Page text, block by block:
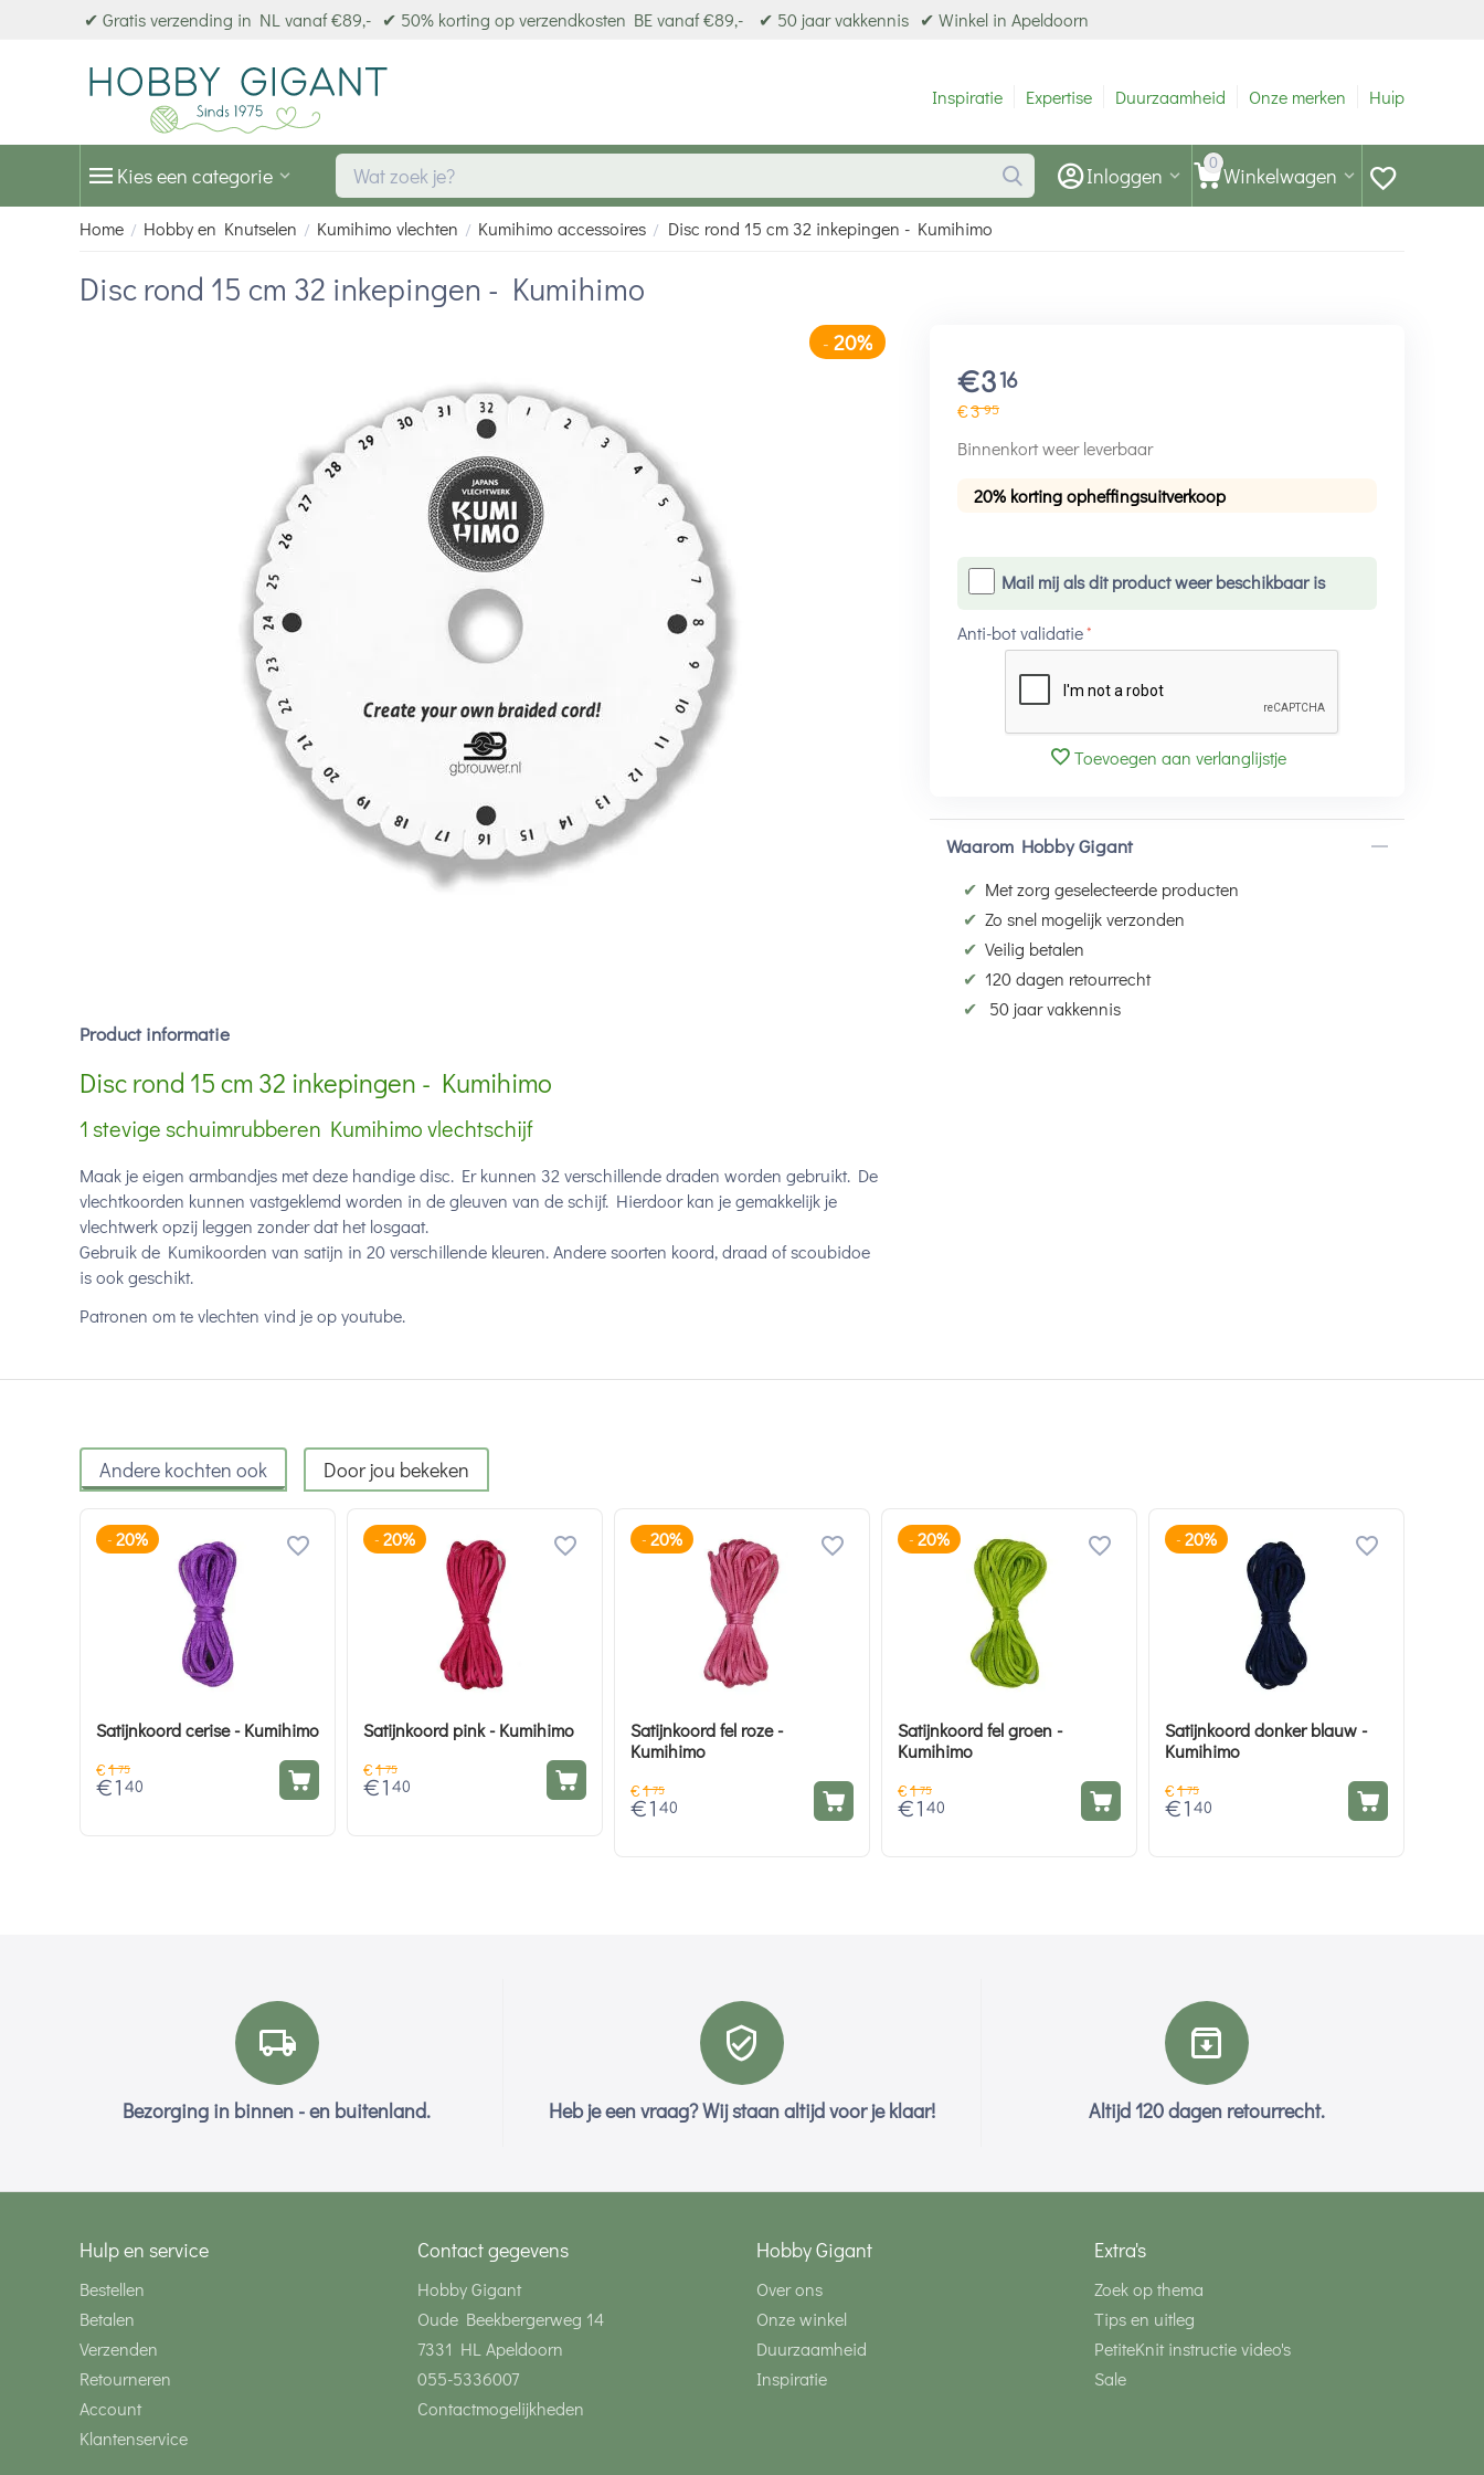
✔ Gratis verzending in NL vanaf €89,- ✔ 50% korting op verzendkosten BE vanaf €89,- ✔ 50 jaar vakkennis ✔ Winkel in Apeldoorn
Inspiratie Expertise Duurzaamheid Onze merken Hulp
Kies een categorie 0 Winkelwagen
Inloggen
Home / Hobby en Knutselen / Kumihimo vlechten / Kumihimo accessoires / Disc rond 15 cm 32 inkepingen - Kumihimo
Disc rond 15 cm 32 inkepingen - Kumihimo
€316
€395
Binnenkort weer leverbaar
20% korting opheffingsuitverkoop
Mail mij als dit product weer beschikbaar is
Anti-bot validatie
Toevoegen aan verlanglijstje
Waarom Hobby Gigant
✔ Met zorg geselecteerde producten
✔ Zo snel mogelijk verzonden
✔ Veilig betalen
✔ 120 dagen retourrecht
✔
50 jaar vakkennis
Product informatie
Disc rond 15 cm 32 inkepingen - Kumihimo
1 stevige schuimrubberen Kumihimo vlechtschijf
Maak je eigen armbandjes met deze handige disc. Er kunnen 32 verschillende draden worden gebruikt. De
vlechtkoorden kunnen vastgeklemd worden in de gleuven van de schijf. Hierdoor kan je gemakkelijk je
vlechtwerk opzij leggen zonder dat het losgaat.
Gebruik de Kumikoorden van satijn in 20 verschillende kleuren. Andere soorten koord, draad of scoubidoe
is ook geschikt.
Patronen om te vlechten vind je op youtube.
Andere kochten ook Door jou bekeken
- 20%
Satijnkoord cerise - Kumihimo
€1 75
€1 40
- 20%
Satijnkoord pink - Kumihimo
€1 75
€1 40
- 20%
Satijnkoord fel roze -
Kumihimo
€1 75
€1 40
- 20%
Satijnkoord fel groen -
Kumihimo
€1 75
€1 40
- 20%
Satijnkoord donker blauw -
Kumihimo
€1 75
€1 40
Bezorging in binnen - en buitenland. Heb je een vraag? Wij staan altijd voor je klaar! Altijd 120 dagen retourrecht.
Hulp en service
Bestellen
Betalen
Verzenden
Retourneren
Account
Klantenservice
Contact gegevens
Hobby Gigant
Oude Beekbergerweg 14
7331 HL Apeldoorn
055-5336007
Contactmogelijkheden
Hobby Gigant
Over ons
Onze winkel
Duurzaamheid
Inspiratie
Extra's
Zoek op thema
Tips en uitleg
PetiteKnit instructie video's
Sale